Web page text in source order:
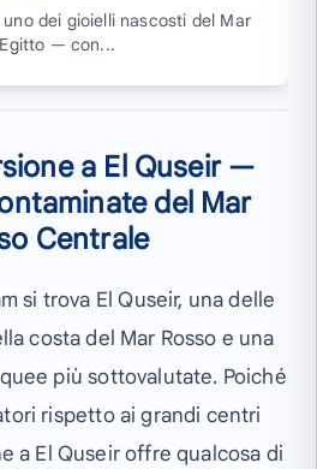
dei gioielli nascosti del Mar
— con...
a El Quseir —
del Mar
Centrale
si trova El Quseir, una delle
costa del Mar Rosso e una
più sottovalutate. Poiché
rispetto ai grandi centri
a El Quseir offre qualcosa di